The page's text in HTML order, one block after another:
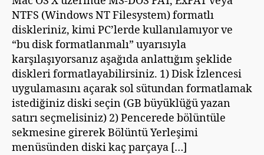
NTFS (Windows NT Filesystem) formatlı
diskleriniz, kimi PC’lerde kullanılamıyor ve
“bu disk formatlanmalı” uyarısıyla
karşılaşıyorsanız aşağıda anlattığım şeklide
diskleri formatlayabilirsiniz. 1) Disk İzlencesi
uygulamasını açarak sol sütundan formatlamak
istediğiniz diski seçin (GB büyüklüğü yazan
satırı seçmelisiniz) 2) Pencerede bölüntüle
sekmesine girerek Bölüntü Yerleşimi
menüsünden diski kaç parçaya […]